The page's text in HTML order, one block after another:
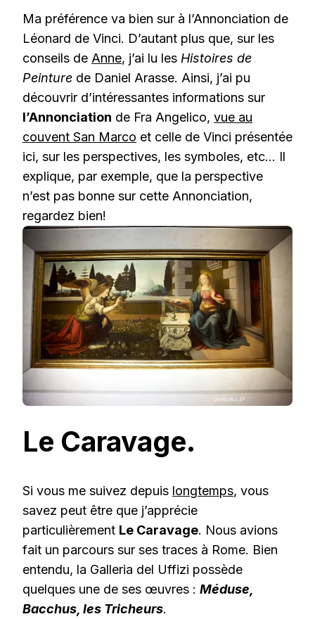
Ma préférence va bien sur à l’Annonciation de
Léonard de Vinci. D’autant plus que, sur les
conseils de Anne, j’ai lu les Histoires de
Peinture de Daniel Arasse. Ainsi, j’ai pu
découvrir d’intéressantes informations sur
l’Annonciation de Fra Angelico, vue au
couvent San Marco et celle de Vinci présentée
ici, sur les perspectives, les symboles, etc… Il
explique, par exemple, que la perspective
n’est pas bonne sur cette Annonciation,
regardez bien!
Le Caravage.
Si vous me suivez depuis longtemps, vous
savez peut être que j’apprécie
particulièrement Le Caravage. Nous avions
fait un parcours sur ses traces à Rome. Bien
entendu, la Galleria del Uffizi possède
quelques une de ses œuvres : Méduse,
Bacchus, les Tricheurs.